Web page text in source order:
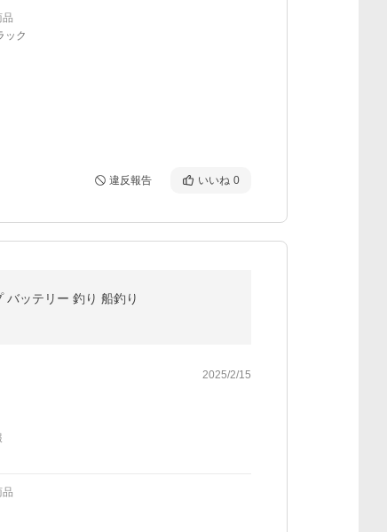
品
ック
違反報告 いいね 0
バッテリー 釣り 船釣り
2025/2/15
品